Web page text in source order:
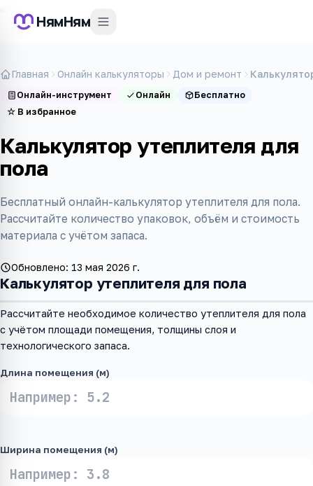
НямНям
Главная Онлайн калькуляторы Дом и ремонт
Онлайн-инструмент Онлайн
Бесплатно
☆ В избранное
Калькулятор утеплителя для
пола
Бесплатный онлайн-калькулятор утеплителя для пола.
Рассчитайте количество упаковок, объём и стоимость
материала с учётом запаса.
Обновлено: 13 мая 2026 г.
Калькулятор утеплителя для пола
Рассчитайте необходимое количество утеплителя для пола
с учётом площади помещения, толщины слоя и
технологического запаса.
Длина помещения (м)
Ширина помещения (м)